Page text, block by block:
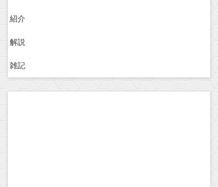
紹介
解説
雑記